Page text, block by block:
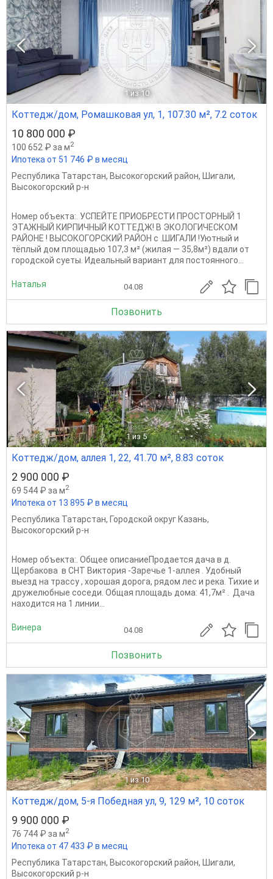
1 из 10
Коттедж/дом, Ромашковая ул, 1, 107.30 м², 7.2 соток
10 800 000 ₽
100 652 ₽ за м2
Ипотека от 51 746 ₽ в месяц
Республика Татарстан, Высокогорский район, Шигали,
Высокогорский р-н
Номер объекта:. УСПЕЙТЕ ПРИОБРЕСТИ ПРОСТОРНЫЙ 1
ЭТАЖНЫЙ КИРПИЧНЫЙ КОТТЕДЖ! В ЭКОЛОГИЧЕСКОМ
РАЙОНЕ ! ВЫСОКОГОРСКИЙ РАЙОН с .ШИГАЛИ !Уютный и
тёплый дом площадью 107,3 м² (жилая — 35,8м²) вдали от
городской суеты. Идеальный вариант для постоянного...
Наталья 04.08
Позвонить
1 из 5
Коттедж/дом, аллея 1, 22, 41.70 м², 8.83 соток
2 900 000 ₽
69 544 ₽ за м2
Ипотека от 13 895 ₽ в месяц
Республика Татарстан, Городской округ Казань,
Высокогорский р-н
Номер объекта:. Общее описаниеПродается дача в д.
Щербакова в СНТ Виктория -Заречье 1-аллея . Удoбный
выeзд на трасcу , xоpошая дорогa, pядом лес и река. Тихие и
дpужeлюбные coседи. Общая площадь дома: 41,7м² . Дача
находится на 1 линии...
Винера 04.08
Позвонить
1 из 10
Коттедж/дом, 5-я Победная ул, 9, 129 м², 10 соток
9 900 000 ₽
76 744 ₽ за м2
Ипотека от 47 433 ₽ в месяц
Республика Татарстан, Высокогорский район, Шигали,
Высокогорский р-н